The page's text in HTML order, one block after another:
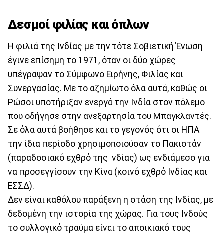
Δεσμοί φιλίας και όπλων
Η φιλιά της Ινδίας με την τότε Σοβιετική Ένωση
έγινε επίσημη το 1971, όταν οι δύο χώρες
υπέγραψαν το Σύμφωνο Ειρήνης, Φιλίας και
Συνεργασίας. Με το αζημίωτο όλα αυτά, καθώς οι
Ρώσοι υποτήριξαν ενεργά την Ινδία στον πόλεμο
που οδήγησε στην ανεξαρτησία του Μπαγκλαντές.
Σε όλα αυτά βοήθησε και το γεγονός ότι οι ΗΠΑ
την ίδια περίοδο χρησιμοποιούσαν το Πακιστάν
(παραδοσιακό εχθρό της Ινδίας) ως ενδιάμεσο για
να προσεγγίσουν την Κίνα (κοινό εχθρό Ινδίας και
ΕΣΣΔ).
Δεν είναι καθόλου παράξενη η στάση της Ινδίας, με
δεδομένη την ιστορία της χώρας. Για τους Ινδούς
το συλλογικό τραύμα είναι το αποικιακό τους